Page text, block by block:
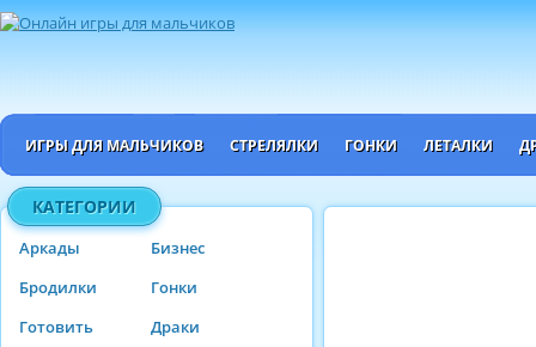
ИГРЫ ДЛЯ МАЛЬЧИКОВ СТРЕЛЯЛКИ ГОНКИ ЛЕТАЛКИ
КАТЕГОРИИ
Аркады
Бизнес
Бродилки
Гонки
Готовить
Драки